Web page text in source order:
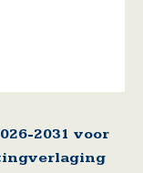
2031 voor